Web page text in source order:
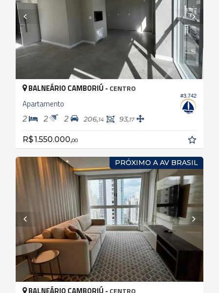
#3.742
BALNEÁRIO CAMBORIÚ - CENTRO
Apartamento
2 2 2 206,14 93,17
R$ 1.550.000,00
PRÓXIMO A AV BRASIL
CENTRO